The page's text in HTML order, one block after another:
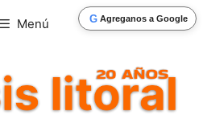
G Agreganos a Google
Menú